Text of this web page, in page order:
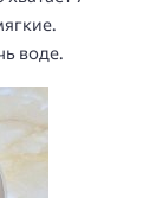
воде.